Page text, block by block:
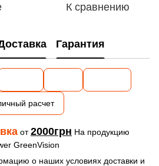
К сравнению
Гарантия
расчет
от2000грн На продукцию
GreenVision
о наших условиях доставки и